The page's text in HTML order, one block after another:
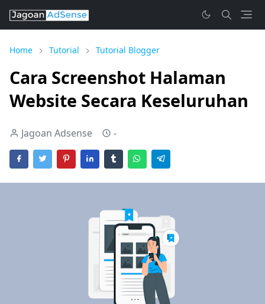
Home Tutorial Tutorial Blogger
Cara Screenshot Halaman
Website Secara Keseluruhan
Jagoan Adsense -